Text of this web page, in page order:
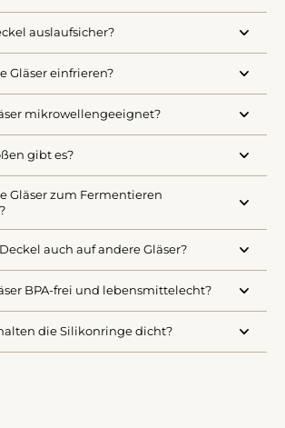
auslaufsicher?
Gläser einfrieren?
mikrowellengeeignet?
gibt es?
Gläser zum Fermentieren
auch auf andere Gläser?
BPA-frei und lebensmittelecht?
die Silikonringe dicht?